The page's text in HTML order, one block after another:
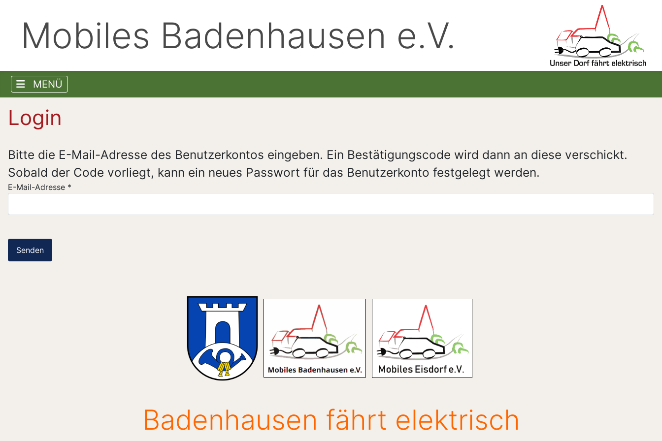
Mobiles Badenhausen e.V.
Login
Bitte die E-Mail-Adresse des Benutzerkontos eingeben. Ein Bestätigungscode wird dann an diese verschickt.
Sobald der Code vorliegt, kann ein neues Passwort für das Benutzerkonto festgelegt werden.
E-Mail-Adresse *
Senden
Badenhausen fährt elektrisch